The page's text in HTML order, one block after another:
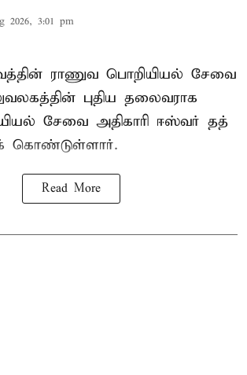
2026, 3:01 pm
ராணுவ பொறியியல் சேவை
புதிய தலைவராக
சேவை அதிகாரி ஈஸ்வர் தத்
கொண்டுள்ளார்.
Read More